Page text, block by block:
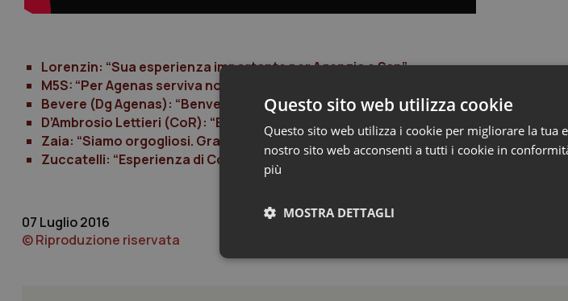
Lorenzin: “Sua esperienza importante per Agenzia e Ssn”
M5S: “Per Agenas serviva nomina tecnica tramite bando”
Bevere (Dg Agenas): “Benvenuto a Coletto, la sua esperienza sarà utile per
D’Ambrosio Lettieri (CoR): “Buon lavoro a Coletto. Con Bevere squadra di grande
Zaia: “Siamo orgogliosi. Grazie ai colleghi presidenti per riconoscimento alla
Zuccatelli: “Esperienza di Coletto porterà qualità e capacità di lavoro”
07 Luglio 2016
© Riproduzione riservata
Questo sito web utilizza cookie
Questo sito web utilizza i cookie per migliorare la tua
nostro sito web acconsenti a tutti i cookie in
più
MOSTRA DETTAGLI
Necessari Statistici